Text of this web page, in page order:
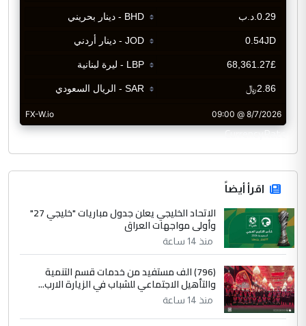
CurrencyRate
اقرأ أيضاً
الاتحاد الخليجي يعلن جدول مباريات "خليجي 27"
وأولى مواجهات العراق
منذ 14 ساعة
(796) الف مستفيد من خدمات قسم التنمية
والتأهيل الاجتماعي للشباب في الزيارة الارب...
منذ 14 ساعة